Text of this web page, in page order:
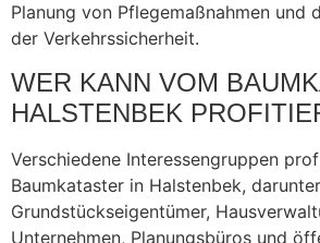
Planung von Pflegemaßnahmen und
der Verkehrssicherheit.
WER KANN VOM
HALSTENBEK
Verschiedene Interessengruppen
Baumkataster in Halstenbek,
Grundstückseigentümer,
Unternehmen, Planungsbüros und